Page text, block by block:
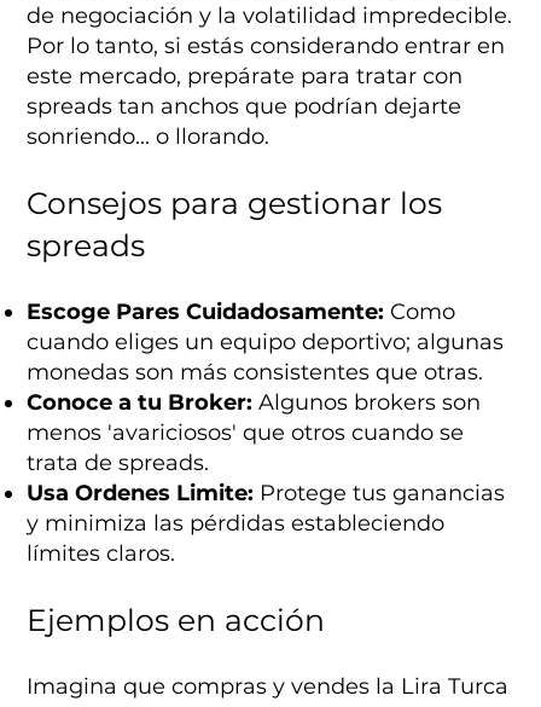
de negociación y la volatilidad impredecible.
Por lo tanto, si estás considerando entrar en
este mercado, prepárate para tratar con
spreads tan anchos que podrían dejarte
sonriendo... o llorando.
Consejos para gestionar los
spreads
Escoge Pares Cuidadosamente: Como
cuando eliges un equipo deportivo; algunas
monedas son más consistentes que otras.
Conoce a tu Broker: Algunos brokers son
menos 'avariciosos' que otros cuando se
trata de spreads.
Usa Ordenes Limite: Protege tus ganancias
y minimiza las pérdidas estableciendo
límites claros.
Ejemplos en acción
Imagina que compras y vendes la Lira Turca